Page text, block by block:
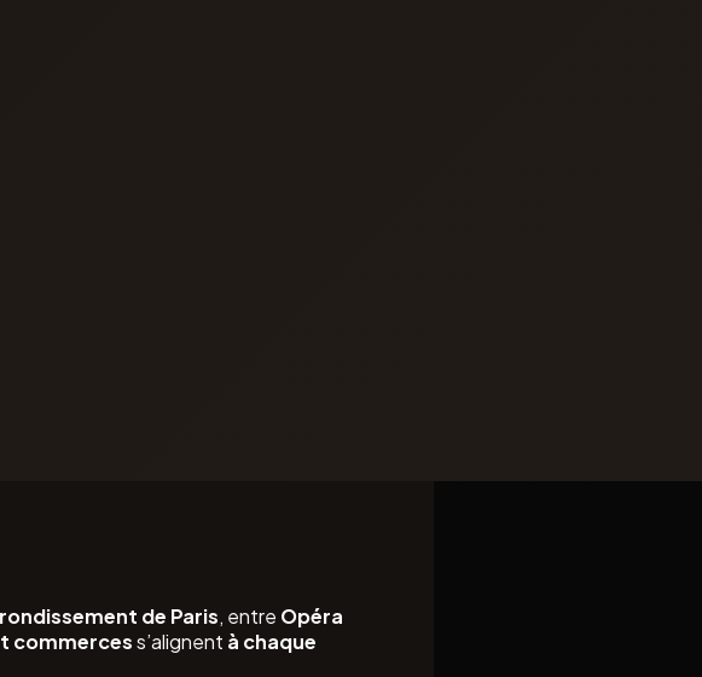
de Paris, entre Opéra
commercess’alignent à chaque